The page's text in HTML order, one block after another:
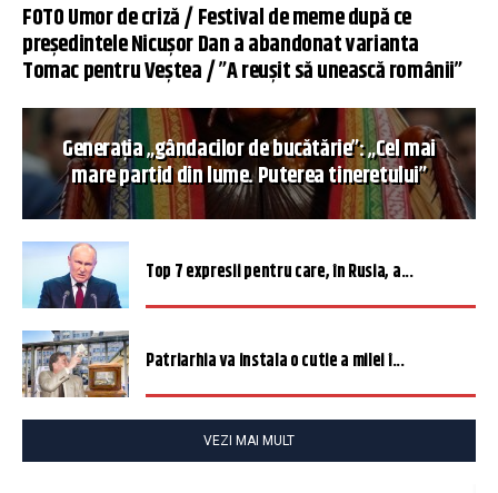
FOTO Umor de criză / Festival de meme după ce
președintele Nicușor Dan a abandonat varianta
Tomac pentru Veștea / ”A reușit să unească românii”
Generația „gândacilor de bucătărie”: „Cel mai
mare partid din lume. Puterea tineretului”
Top 7 expresii pentru care, în Rusia, a...
Patriarhia va instala o cutie a milei î...
VEZI MAI MULT